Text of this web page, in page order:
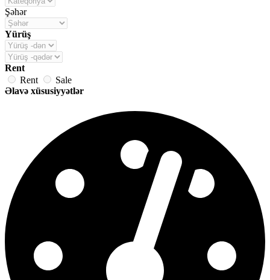
Şəhər
Yürüş
Rent
Rent
Sale
Əlavə xüsusiyyətlər